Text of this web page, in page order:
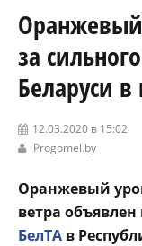
Оранжевый
за
Беларуси в
12.03.2020 в 15:02
Progomel.by
Оранжевый
ветра
БелТА в